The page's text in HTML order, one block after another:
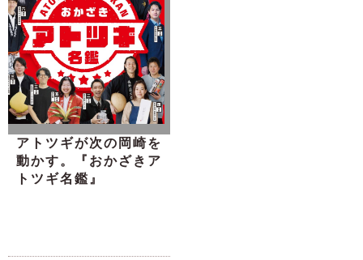
アトツギが次の岡崎を
動かす。『おかざきア
トツギ名鑑』